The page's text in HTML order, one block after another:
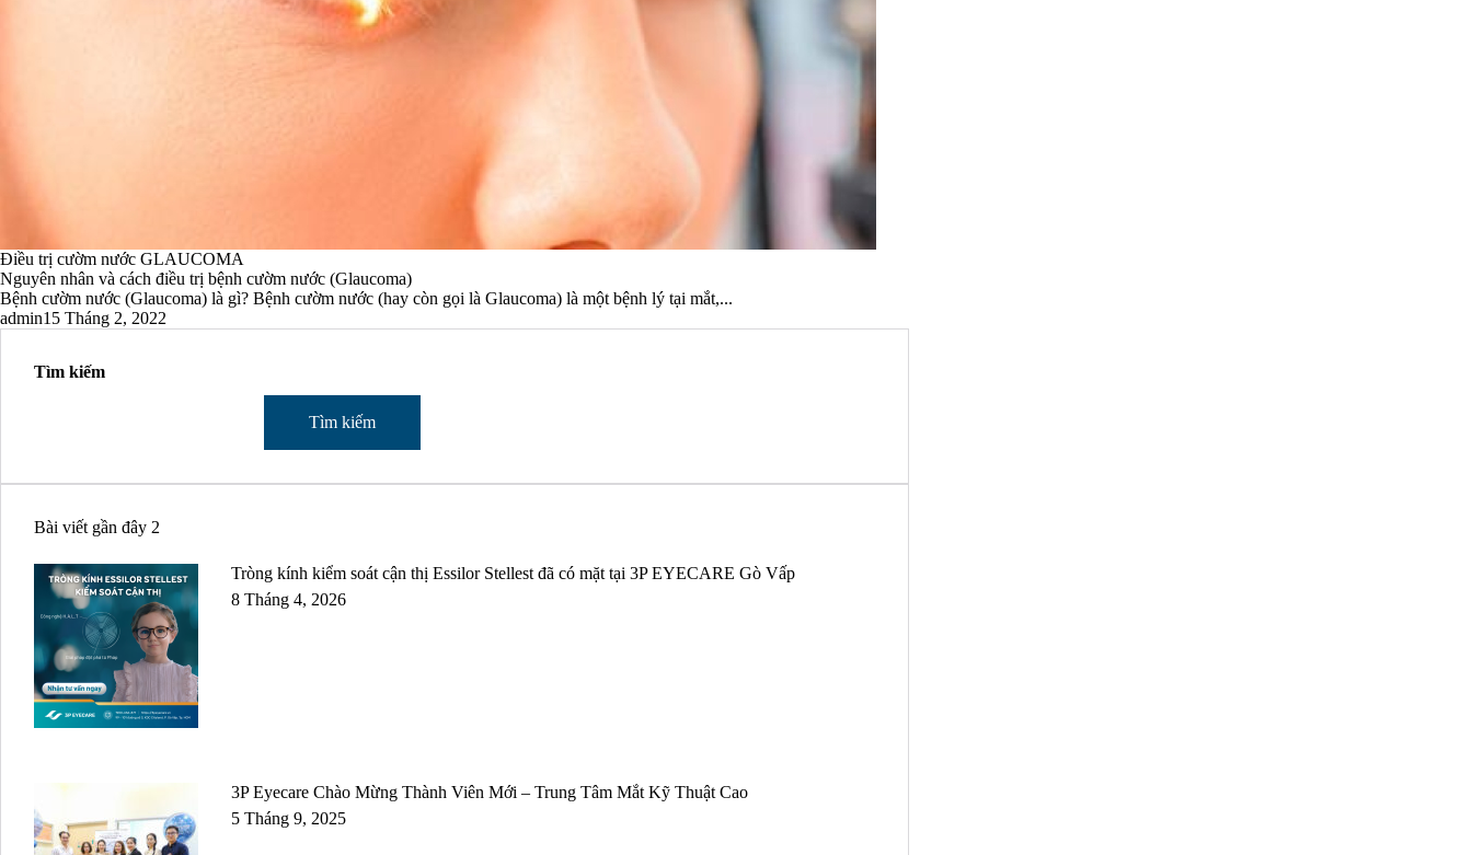
Điều trị cườm nước GLAUCOMA
Nguyên nhân và cách điều trị bệnh cườm nước (Glaucoma)
Bệnh cườm nước (Glaucoma) là gì? Bệnh cườm nước (hay còn gọi là Glaucoma) là một bệnh lý tại mắt,...
admin15 Tháng 2, 2022
Tìm kiếm
Tìm kiếm
Bài viết gần đây 2
Tròng kính kiểm soát cận thị Essilor Stellest đã có mặt tại 3P EYECARE Gò Vấp
8 Tháng 4, 2026
3P Eyecare Chào Mừng Thành Viên Mới – Trung Tâm Mắt Kỹ Thuật Cao
5 Tháng 9, 2025